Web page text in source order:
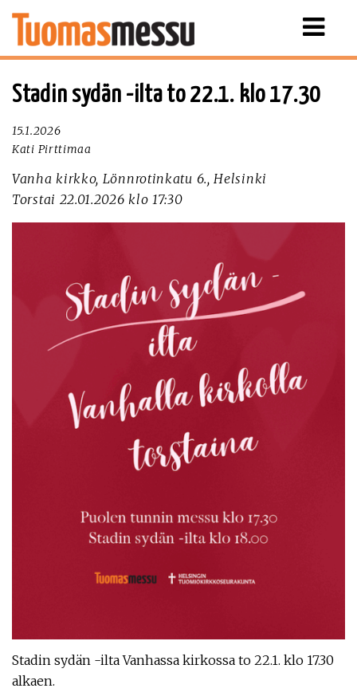
Näytä
Stadin sydän -ilta to 22.1. klo 17.30
15.1.2026
Kati Pirttimaa
Vanha kirkko, Lönnrotinkatu 6., Helsinki
Torstai 22.01.2026 klo 17:30
Stadin sydän -ilta Vanhassa kirkossa to 22.1. klo 17.30
alkaen.